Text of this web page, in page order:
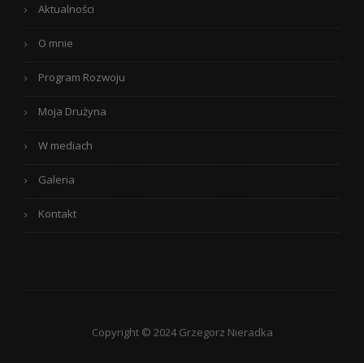
Aktualności
O mnie
Program Rozwoju
Moja Drużyna
W mediach
Galeria
Kontakt
Copyright © 2024 Grzegorz Nieradka